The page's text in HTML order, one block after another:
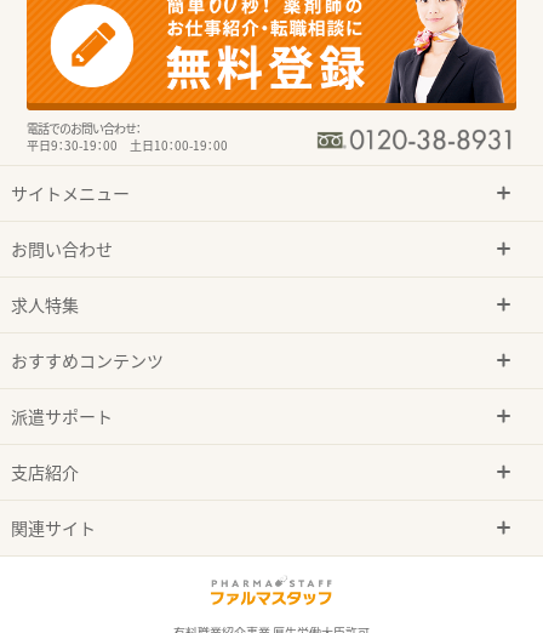
電話でのお問い合わせ：
平日9：30-19：00 土日10：00-19：00
サイトメニュー
お問い合わせ
求人特集
おすすめコンテンツ
派遣サポート
支店紹介
関連サイト